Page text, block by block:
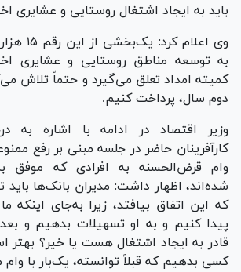
باید به ایجاد اشتغال روستایی و
وی اعلام
به توسعه مناطق روستایی و عشایری
کمیته امداد تعلق می‌گیرد و حتماً تلاش
دوم سال، پرداخت کنیم.
وزیر اقتصاد در ادامه با اشاره به
کارآفرینان حاضر در جلسه مبنی بر رفع
وام قرض‌الحسنه به افرادی که موفق
شده‌اند، اظهار داشت: مدیران بانک‌ها باید
که این اتفاق بیافتد، زیرا به‌جای اینکه
پیدا کنیم و به او تسهیلات بدهیم و بعد
قادر به ایجاد اشتغال هست یا خیر؟ بهتر
کسی بدهیم که قبلاً توانسته، یک‌بار با وام